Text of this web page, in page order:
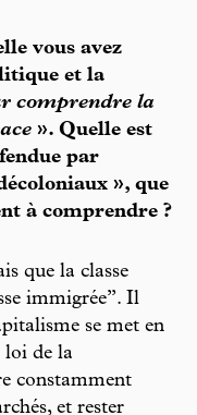
vous avez
et la
comprendre la
». Quelle est
par
», que
à comprendre ?
que la classe
immigrée”. Il
se met en
loi de la
constamment
et rester